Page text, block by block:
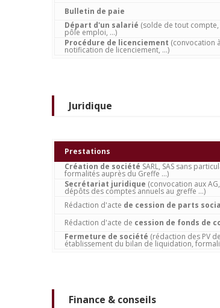
Bulletin de paie
Départ d'un salarié (solde de tout
pôle emploi, ...)
Procédure de licenciement (convocation
notification de licenciement, ...)
Juridique
Prestations
Création de société SARL, SAS sans
formalités auprès du Greffe ...)
Secrétariat juridique (convocation aux
dépôts des comptes annuels au greffe ...)
Rédaction d'acte de cession de parts
Rédaction d'acte de cession de fonds de
Fermeture de société (rédaction des PV
établissement du bilan de liquidation,
Finance & conseils